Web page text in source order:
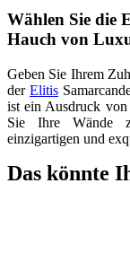
Wählen Sie die
Hauch von
Geben Sie Ihrem
der Elitis
ist ein Ausdruck
Sie Ihre Wände
einzigartigen und
Das könnte